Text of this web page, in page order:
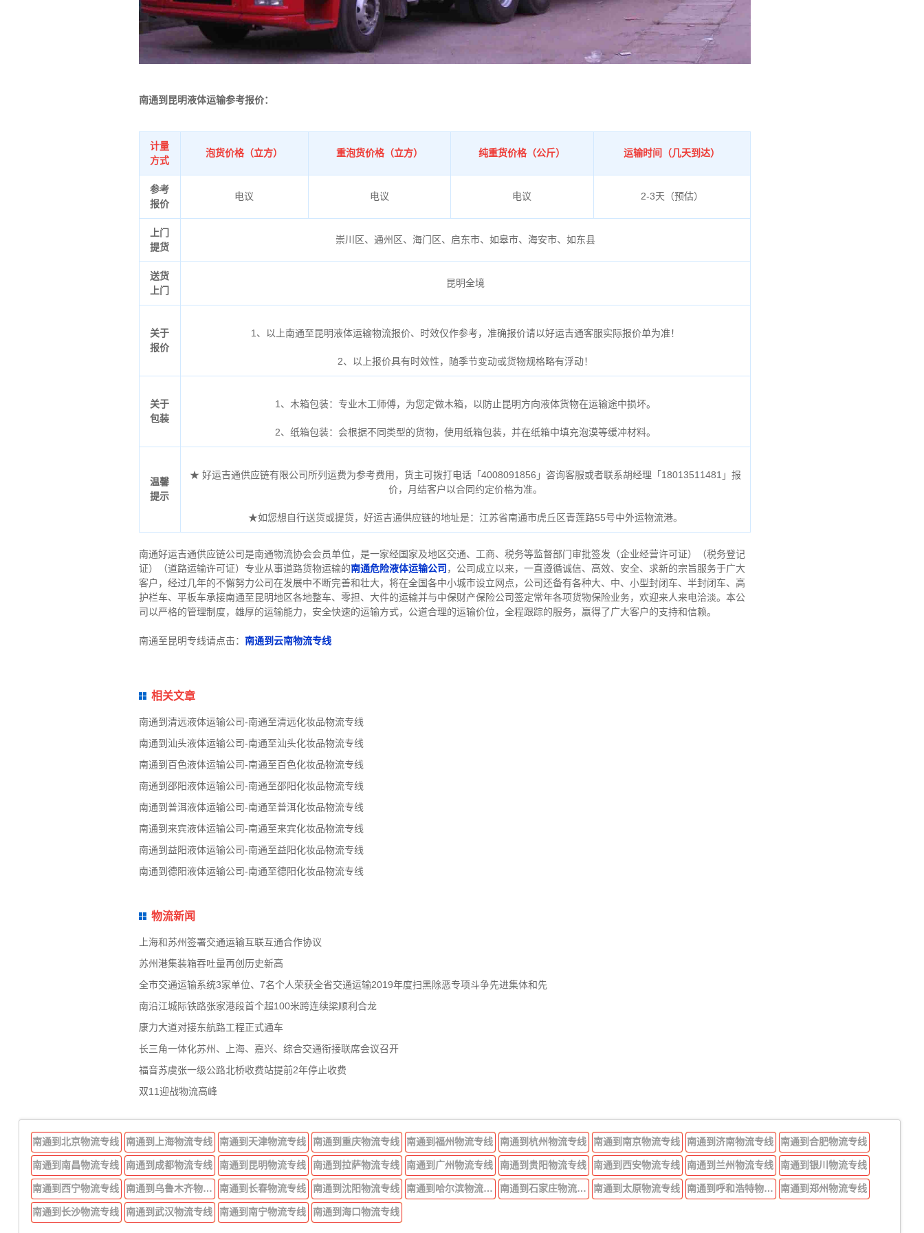
南通到昆明液体运输参考报价：
计量
方式
泡货价格（立方） 重泡货价格（立方） 纯重货价格（公斤） 运输时间（几天到达）
参考
报价
电议 电议 电议 2-3天（预估）
上门
提货
崇川区、通州区、海门区、启东市、如皋市、海安市、如东县
送货
上门
昆明全境
关于
报价
1、以上南通至昆明液体运输物流报价、时效仅作参考，准确报价请以好运吉通客服实际报价单为准！
2、以上报价具有时效性，随季节变动或货物规格略有浮动！
关于
包装
1、木箱包装：专业木工师傅，为您定做木箱，以防止昆明方向液体货物在运输途中损坏。
2、纸箱包装：会根据不同类型的货物，使用纸箱包装，并在纸箱中填充泡漠等缓冲材料。
温馨
提示
★ 好运吉通供应链有限公司所列运费为参考费用，货主可拨打电话「4008091856」咨询客服或者联系胡经理「18013511481」报
价，月结客户以合同约定价格为准。
★如您想自行送货或提货，好运吉通供应链的地址是：江苏省南通市虎丘区青莲路55号中外运物流港。
南通好运吉通供应链公司是南通物流协会会员单位，是一家经国家及地区交通、工商、税务等监督部门审批签发（企业经营许可证）（税务登记
证）（道路运输许可证）专业从事道路货物运输的南通危险液体运输公司 ，公司成立以来，一直遵循诚信、高效、安全、求新的宗旨服务于广大
客户，经过几年的不懈努力公司在发展中不断完善和壮大，将在全国各中小城市设立网点，公司还备有各种大、中、小型封闭车、半封闭车、高
护栏车、平板车承接南通至昆明地区各地整车、零担、大件的运输并与中保财产保险公司签定常年各项货物保险业务，欢迎来人来电洽淡。本公
司以严格的管理制度，雄厚的运输能力，安全快速的运输方式，公道合理的运输价位，全程跟踪的服务，赢得了广大客户的支持和信赖。
南通至昆明专线请点击： 南通到云南物流专线
相关文章
南通到清远液体运输公司-南通至清远化妆品物流专线
南通到汕头液体运输公司-南通至汕头化妆品物流专线
南通到百色液体运输公司-南通至百色化妆品物流专线
南通到邵阳液体运输公司-南通至邵阳化妆品物流专线
南通到普洱液体运输公司-南通至普洱化妆品物流专线
南通到来宾液体运输公司-南通至来宾化妆品物流专线
南通到益阳液体运输公司-南通至益阳化妆品物流专线
南通到德阳液体运输公司-南通至德阳化妆品物流专线
物流新闻
上海和苏州签署交通运输互联互通合作协议
苏州港集装箱吞吐量再创历史新高
全市交通运输系统3家单位、7名个人荣获全省交通运输2019年度扫黑除恶专项斗争先进集体和先
南沿江城际铁路张家港段首个超100米跨连续梁顺利合龙
康力大道对接东航路工程正式通车
长三角一体化苏州、上海、嘉兴、综合交通衔接联席会议召开
福音苏虞张一级公路北桥收费站提前2年停止收费
双11迎战物流高峰
南通到北京物流专线 南通到上海物流专线 南通到天津物流专线 南通到重庆物流专线 南通到福州物流专线 南通到杭州物流专线 南通到南京物流专线 南通到济南物流专线 南通到合肥物流专线
南通到南昌物流专线 南通到成都物流专线 南通到昆明物流专线 南通到拉萨物流专线 南通到广州物流专线 南通到贵阳物流专线 南通到西安物流专线 南通到兰州物流专线 南通到银川物流专线
南通到西宁物流专线 南通到乌鲁木齐物流专线 南通到长春物流专线 南通到沈阳物流专线 南通到哈尔滨物流专线 南通到石家庄物流专线 南通到太原物流专线 南通到呼和浩特物流专线 南通到郑州物流专线
南通到长沙物流专线 南通到武汉物流专线 南通到南宁物流专线 南通到海口物流专线